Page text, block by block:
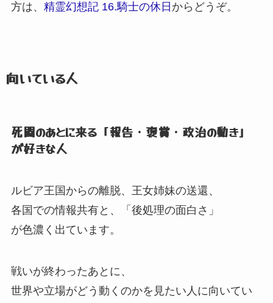
方は、 精霊幻想記 16.騎士の休日 からどうぞ。
向いている人
死闘のあとに来る「報告・褒賞・政治の動き」
が好きな人
ルビア王国からの離脱、 王女姉妹の送還、
各国での情報共有と、
「後処理の面白さ」
が色濃く出ています。
戦いが終わったあとに、
世界や立場がどう動くのかを見たい人に向いてい